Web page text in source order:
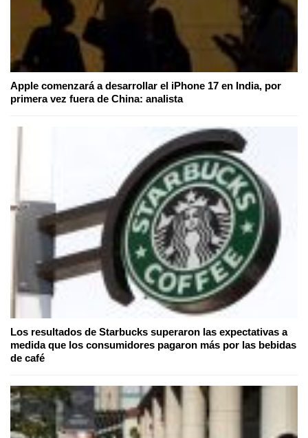
Apple comenzará a desarrollar el iPhone 17 en India, por
primera vez fuera de China: analista
Los resultados de Starbucks superaron las expectativas a
medida que los consumidores pagaron más por las bebidas
de café